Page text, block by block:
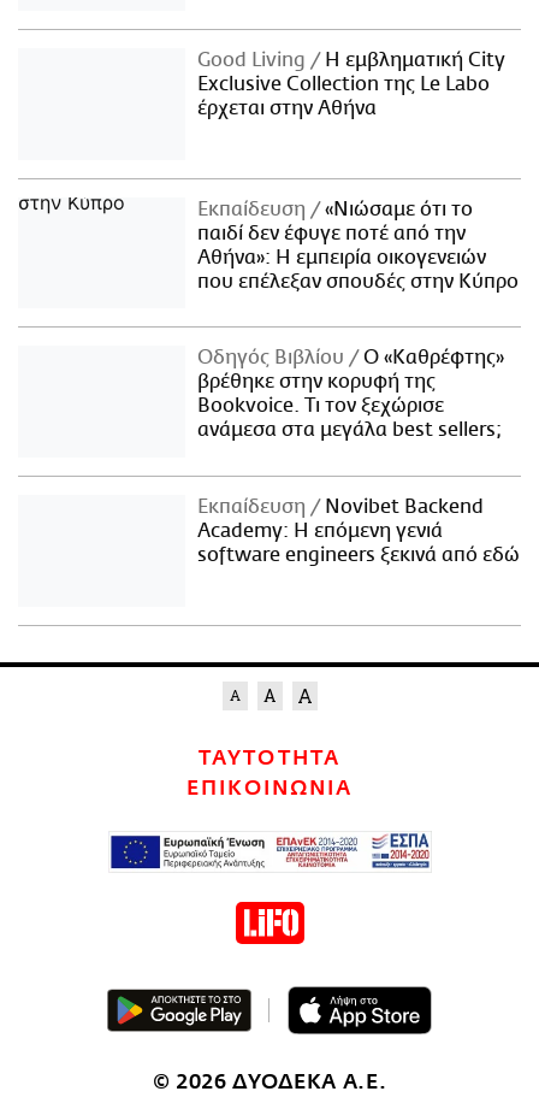
Good Living
Η εμβληματική City
Exclusive Collection της Le Labo
έρχεται στην Αθήνα
Εκπαίδευση
«Νιώσαμε ότι το
παιδί δεν έφυγε ποτέ από την
Αθήνα»: Η εμπειρία οικογενειών
που επέλεξαν σπουδές στην Κύπρο
Οδηγός Βιβλίου
Ο «Καθρέφτης»
βρέθηκε στην κορυφή της
Bookvoice. Τι τον ξεχώρισε
ανάμεσα στα μεγάλα best sellers;
Εκπαίδευση
Novibet Backend
Academy: Η επόμενη γενιά
software engineers ξεκινά από εδώ
ΤΑΥΤΟΤΗΤΑ
ΕΠΙΚΟΙΝΩΝΙΑ
© 2026 ΔΥΟΔΕΚΑ Α.Ε.